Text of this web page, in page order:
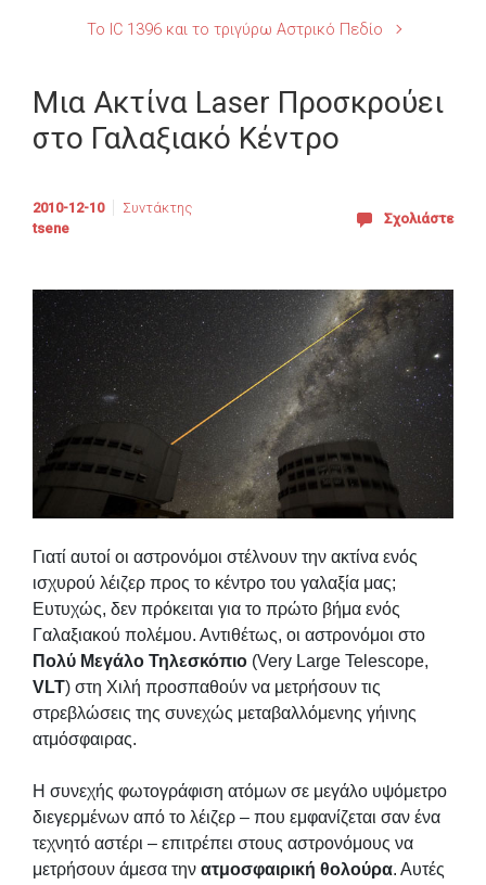
Το IC 1396 και το τριγύρω Αστρικό Πεδίο
Μια Ακτίνα Laser Προσκρούει
στο Γαλαξιακό Κέντρο
2010-12-10
Συντάκτης
tsene
Σχολιάστε
Γιατί αυτοί οι αστρονόμοι στέλνουν την ακτίνα ενός
ισχυρού λέιζερ προς το κέντρο του γαλαξία μας;
Ευτυχώς, δεν πρόκειται για το πρώτο βήμα ενός
Γαλαξιακού πολέμου. Αντιθέτως, οι αστρονόμοι στο
Πολύ Μεγάλο Τηλεσκόπιο (Very Large Telescope,
VLT) στη Χιλή προσπαθούν να μετρήσουν τις
στρεβλώσεις της συνεχώς μεταβαλλόμενης γήινης
ατμόσφαιρας.
Η συνεχής φωτογράφιση ατόμων σε μεγάλο υψόμετρο
διεγερμένων από το λέιζερ – που εμφανίζεται σαν ένα
τεχνητό αστέρι – επιτρέπει στους αστρονόμους να
μετρήσουν άμεσα την ατμοσφαιρική θολούρα. Αυτές